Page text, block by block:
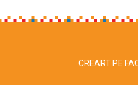
CREART PE